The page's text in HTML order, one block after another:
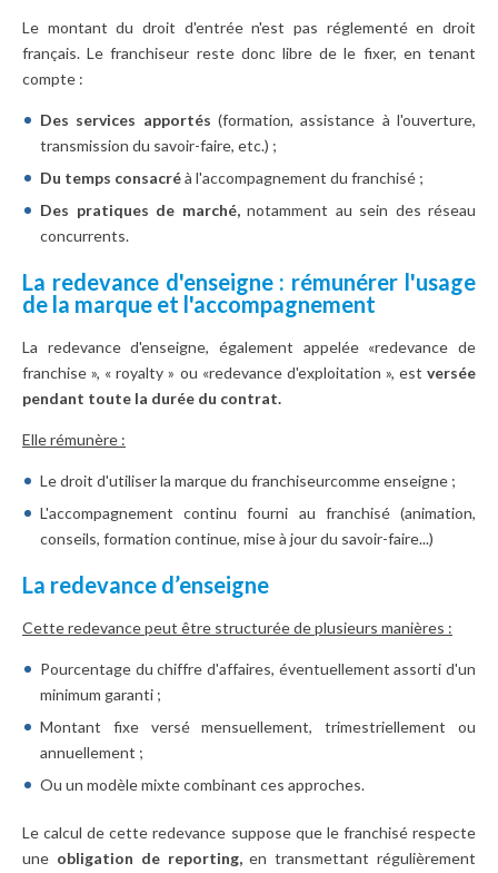
Le montant du droit d'entrée n'est pas réglementé en droit
français. Le franchiseur reste donc libre de le fixer, en tenant
compte :
Des services apportés (formation, assistance à l'ouverture,
transmission du savoir-faire, etc.) ;
Du temps consacréà l'accompagnement du franchisé ;
Des pratiques de marché,notamment au sein des réseau
concurrents.
La redevance d'enseigne : rémunérer l'usage
de la marque et l'accompagnement
La redevance d'enseigne, également appelée «redevance de
franchise », « royalty » ou «redevance d'exploitation », est versée
pendant toute la durée du contrat.
Elle rémunère :
Le droit d'utiliser la marque du franchiseurcomme enseigne ;
L'accompagnement continu fourni au franchisé (animation,
conseils, formation continue, mise à jour du savoir-faire...)
La redevance d’enseigne
Cette redevance peut être structurée de plusieurs manières :
Pourcentage du chiffre d'affaires, éventuellement assorti d'un
minimum garanti ;
Montant fixe versé mensuellement, trimestriellement ou
annuellement ;
Ou un modèle mixte combinant ces approches.
Le calcul de cette redevance suppose que le franchisé respecte
une obligation de reporting,en transmettant régulièrement